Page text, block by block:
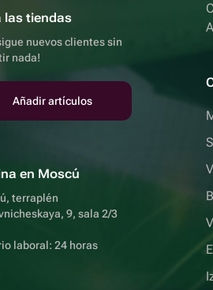
las tiendas
nuevos clientes sin
nada!
Añadir artículos
en Moscú
terraplén
9, sala 2/3
laboral: 24 horas